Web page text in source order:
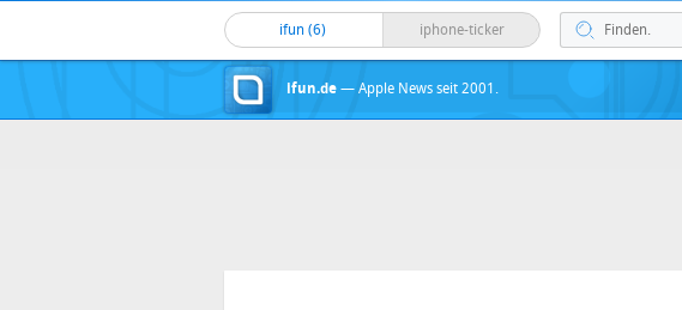
ifun (6) iphone-ticker
ifun.de — Apple News seit 2001.